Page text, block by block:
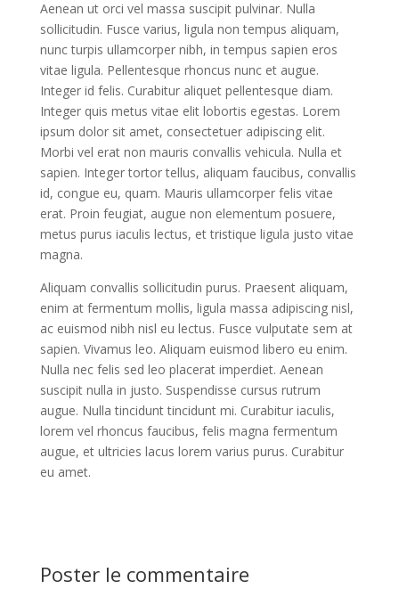
Aenean ut orci vel massa suscipit pulvinar. Nulla
sollicitudin. Fusce varius, ligula non tempus aliquam,
nunc turpis ullamcorper nibh, in tempus sapien eros
vitae ligula. Pellentesque rhoncus nunc et augue.
Integer id felis. Curabitur aliquet pellentesque diam.
Integer quis metus vitae elit lobortis egestas. Lorem
ipsum dolor sit amet, consectetuer adipiscing elit.
Morbi vel erat non mauris convallis vehicula. Nulla et
sapien. Integer tortor tellus, aliquam faucibus, convallis
id, congue eu, quam. Mauris ullamcorper felis vitae
erat. Proin feugiat, augue non elementum posuere,
metus purus iaculis lectus, et tristique ligula justo vitae
magna.
Aliquam convallis sollicitudin purus. Praesent aliquam,
enim at fermentum mollis, ligula massa adipiscing nisl,
ac euismod nibh nisl eu lectus. Fusce vulputate sem at
sapien. Vivamus leo. Aliquam euismod libero eu enim.
Nulla nec felis sed leo placerat imperdiet. Aenean
suscipit nulla in justo. Suspendisse cursus rutrum
augue. Nulla tincidunt tincidunt mi. Curabitur iaculis,
lorem vel rhoncus faucibus, felis magna fermentum
augue, et ultricies lacus lorem varius purus. Curabitur
eu amet.
Poster le commentaire